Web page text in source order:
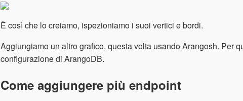
È così che lo creiamo, ispezioniamo i suoi vertici e bordi.
Aggiungiamo un altro grafico, questa volta usando Arangosh. Per
configurazione di ArangoDB.
Come aggiungere più endpoint